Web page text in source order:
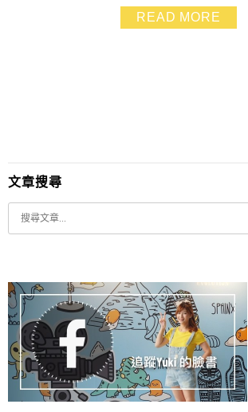
出 我們正好遇上夏季來旅行.還有限定
購買.喝得好過癮！！ 如果想要查詢車
READ MORE
文章搜尋